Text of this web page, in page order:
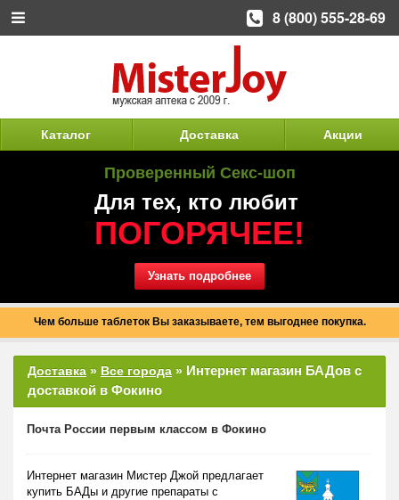
Каталог Доставка Акции
Проверенный Секс-шоп
Для тех, кто любит
ПОГОРЯЧЕЕ!
Узнать подробнее
Чем больше таблеток Вы заказываете, тем выгоднее покупка.
Доставка » Все города » Интернет магазин БАДов с
доставкой в Фокино
Почта России первым классом в Фокино
Интернет магазин Мистер Джой предлагает
купить БАДы и другие препараты с
8 (800) 555-28-69